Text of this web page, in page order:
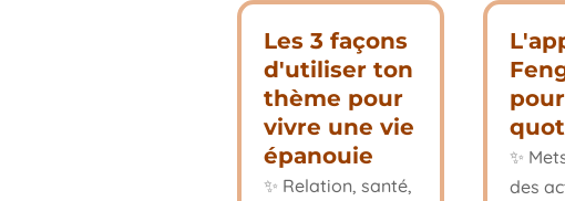
Les 3 façons
d'utiliser ton
thème pour
vivre une vie
épanouie
✨ Relation, santé,
✨
des